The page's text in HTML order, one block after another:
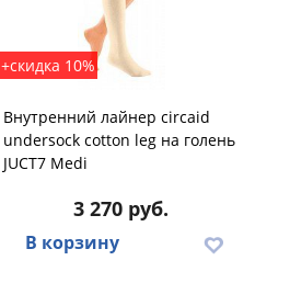
+скидка 10%
Внутренний лайнер circaid
undersock cotton leg на голень
JUCT7 Medi
3 270 руб.
В корзину